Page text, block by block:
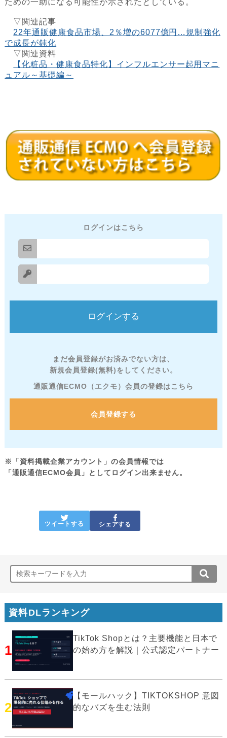
ための一助になる可能性が示されたとしている。
▽関連記事
22年通販健康食品市場、2％増の6077億円…規制強化
で成長が鈍化
▽関連資料
【化粧品・健康食品特化】インフルエンサー起用マニ
ュアル～基礎編～
ログインはこちら
まだ会員登録がお済みでない方は、
新規会員登録(無料)をしてください。
通販通信ECMO（エクモ）会員の登録はこちら
会員登録する
※「資料掲載企業アカウント」の会員情報では
「通販通信ECMO会員」としてログイン出来ません。
ツイートする シェアする
資料DLランキング
1
TikTok Shopとは？主要機能と日本で
の始め方を解説｜公式認定パートナー
2
【モールハック】TIKTOKSHOP 意図
的なバズを生む法則